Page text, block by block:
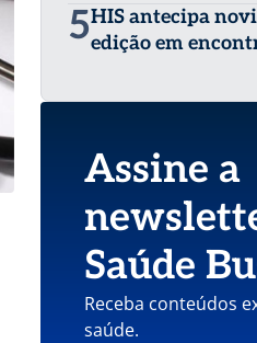
5HIS antecipa
edição em
Assine a
Saúde
Receba conteúdos
saúde.